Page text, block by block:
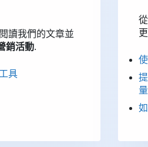
讀我們的文章並
銷活動.
具
量